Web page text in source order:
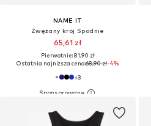
NAME IT
Zwężany krój Spodnie
65,61 zł
Pierwotnie: 81,90 zł
Ostatnia najniższa cena:68,90 zł-4%
+3